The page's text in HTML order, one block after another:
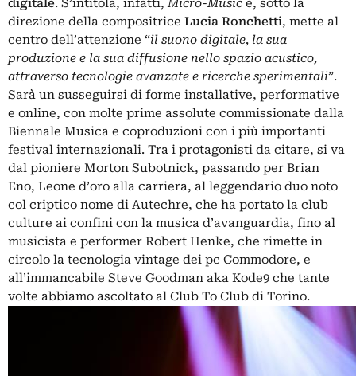
digitale. S’intitola, infatti,Micro-Music e, sotto la
direzione della compositrice Lucia Ronchetti, mette al
centro dell’attenzione “il suono digitale, la sua
produzione e la sua diffusione nello spazio acustico,
attraverso tecnologie avanzate e ricerche sperimentali”.
Sarà un susseguirsi di forme installative, performative
e online, con molte prime assolute commissionate dalla
Biennale Musica e coproduzioni con i più importanti
festival internazionali. Tra i protagonisti da citare, si va
dal pioniere Morton Subotnick, passando per Brian
Eno, Leone d’oro alla carriera, al leggendario duo noto
col criptico nome di Autechre, che ha portato la club
culture ai confini con la musica d’avanguardia, fino al
musicista e performer Robert Henke, che rimette in
circolo la tecnologia vintage dei pc Commodore, e
all’immancabile Steve Goodman aka Kode9 che tante
volte abbiamo ascoltato al Club To Club di Torino.